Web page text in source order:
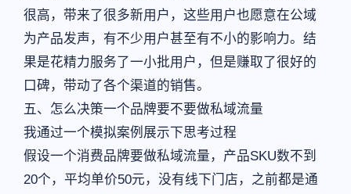
很高，带来了很多新用户，这些用户也愿意在公域
为产品发声，有不少用户甚至有不小的影响力。结
果是花精力服务了一小批用户，但是赚取了很好的
口碑，带动了各个渠道的销售。
五、怎么决策一个品牌要不要做私域流量
我通过一个模拟案例展示下思考过程
假设一个消费品牌要做私域流量，产品SKU数不到
20个，平均单价50元，没有线下门店，之前都是通